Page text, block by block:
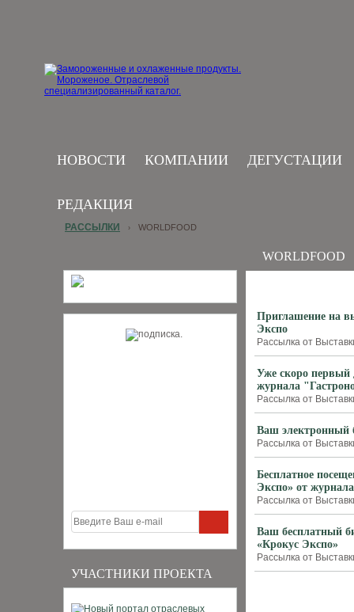
НОВОСТИ КОМПАНИИ ДЕГУСТАЦИИ
РЕДАКЦИЯ
УЧАСТНИКИ ПРОЕКТА
РАССЫЛКИ › WORLDFOOD
WORLDFOOD
Приглашение на
Экспо
Рассылка от
Уже скоро первый
журнала
Рассылка от
Ваш электронный
Рассылка от
Бесплатное
Экспо» от
Рассылка от
Ваш бесплатный
«Крокус Экспо»
Рассылка от